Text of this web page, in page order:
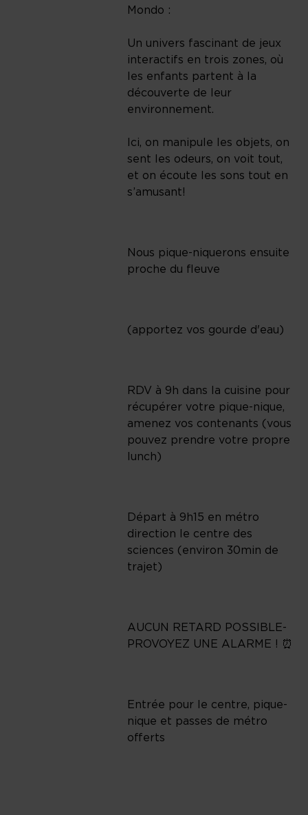
Mondo :
Un univers fascinant de jeux
interactifs en trois zones, où
les enfants partent à la
découverte de leur
environnement.
Ici, on manipule les objets, on
sent les odeurs, on voit tout,
et on écoute les sons tout en
s’amusant!
Nous pique-niquerons ensuite
proche du fleuve
(apportez vos gourde d'eau)
RDV à 9h dans la cuisine pour
récupérer votre pique-nique,
amenez vos contenants (vous
pouvez prendre votre propre
lunch)
Départ à 9h15 en métro
direction le centre des
sciences (environ 30min de
trajet)
AUCUN RETARD POSSIBLE-
PROVOYEZ UNE ALARME ! ⏰
Entrée pour le centre, pique-
nique et passes de métro
offerts